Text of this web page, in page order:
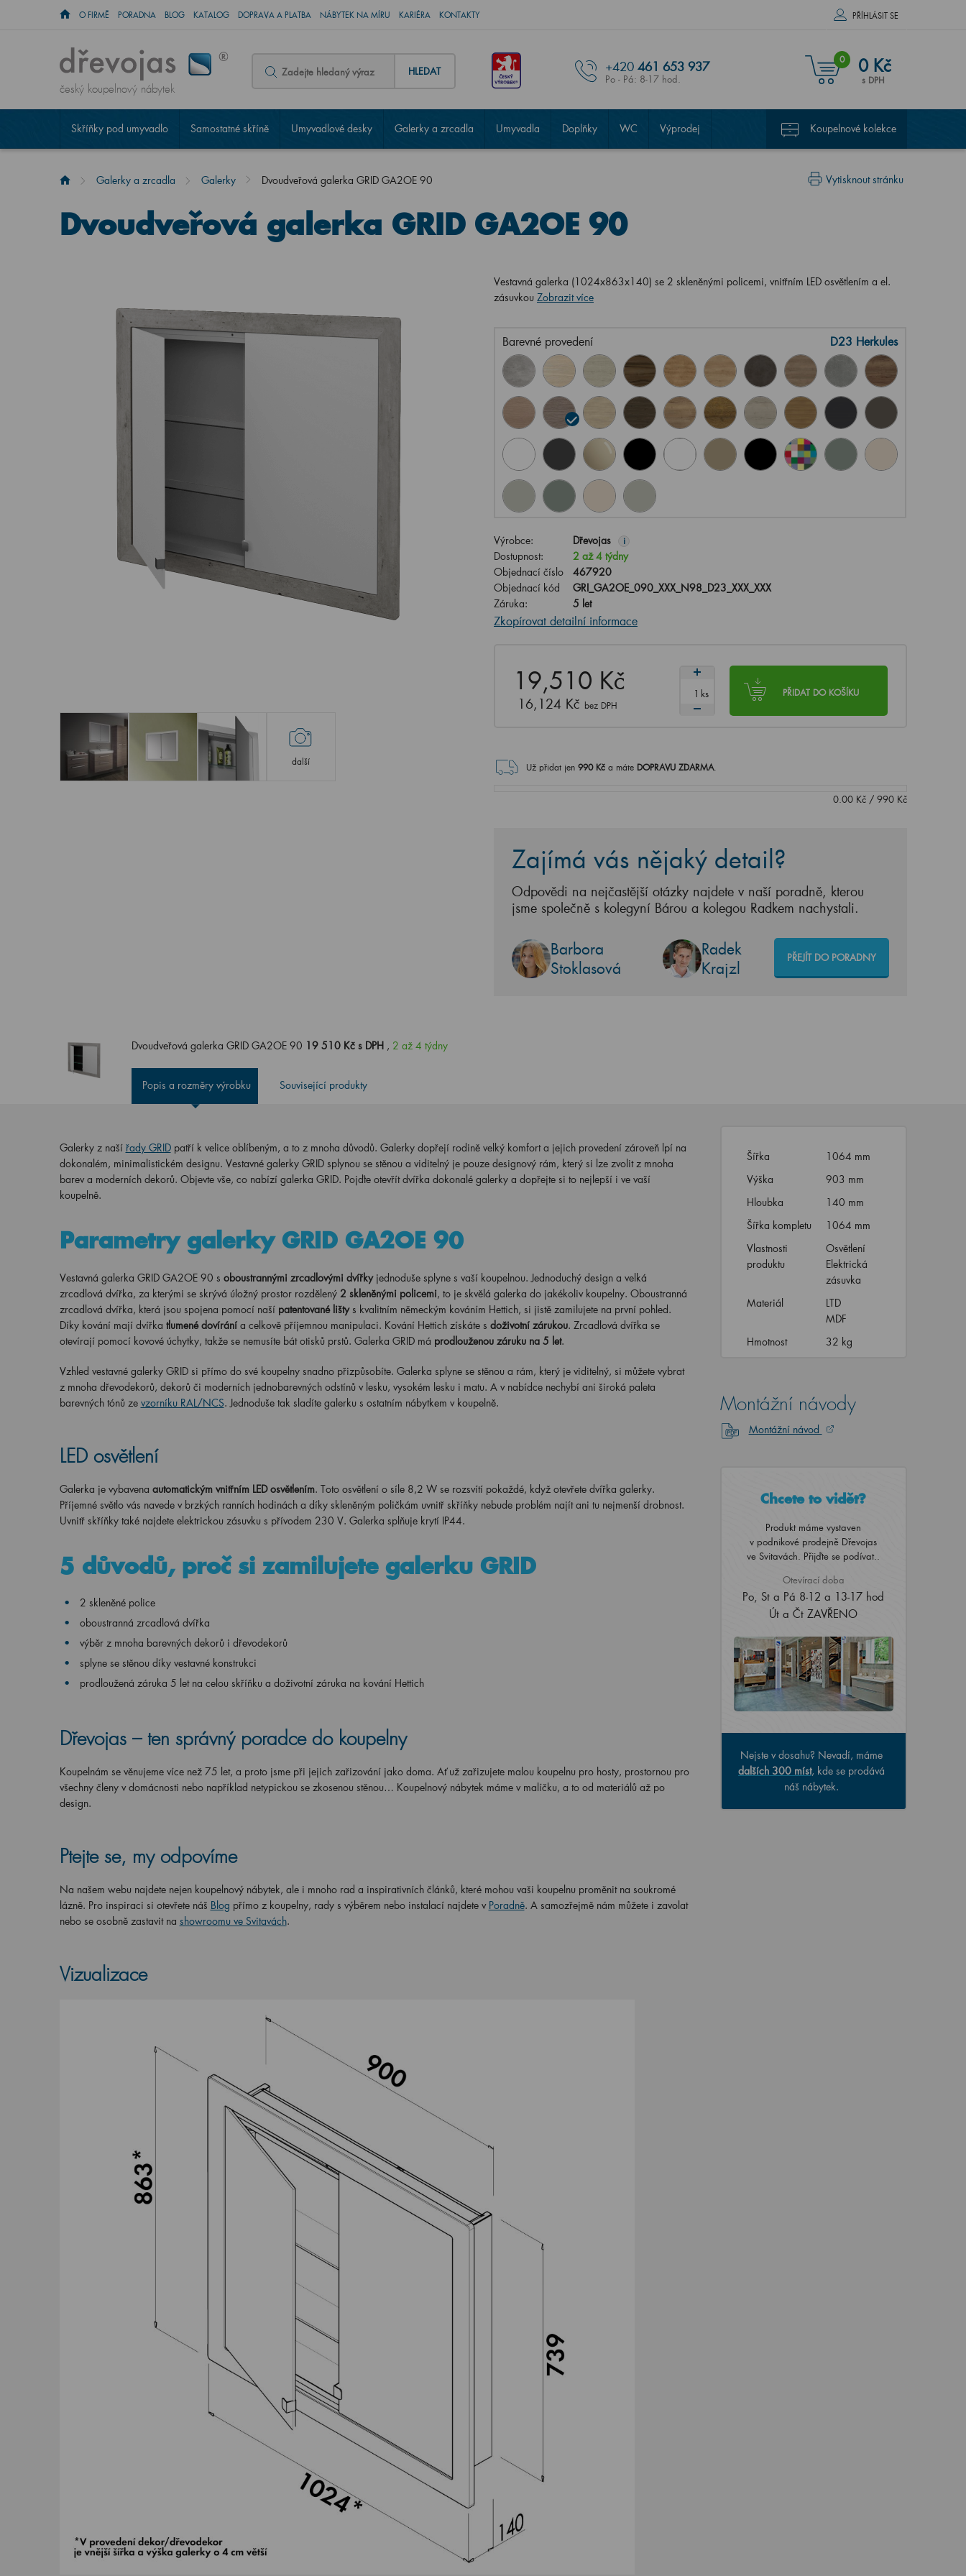
O FIRMĚ PORADNA BLOG KATALOG DOPRAVA A PLATBA NÁBYTEK NA MÍRU KARIÉRA KONTAKTY PŘÍHLÁSIT SE
český koupelnový nábytek
HLEDAT +420 461 653 937
Po - Pá: 8-17 hod.
0 0 Kč
s DPH
Skříňky pod umyvadlo Samostatné skříně Umyvadlové desky Galerky a zrcadla Umyvadla Doplňky WC Výprodej Koupelnové kolekce
Vytisknout stránku
Galerky a zrcadla Galerky Dvoudveřová galerka GRID GA2OE 90
Dvoudveřová galerka GRID GA2OE 90
další
Vestavná galerka (1024x863x140) se 2 skleněnými policemi, vnitřním LED osvětlením a el.
zásuvkou Zobrazit více
Barevné provedení D23 Herkules
Výrobce: Dřevojas i
Dostupnost:
2 až 4 týdny
Objednací číslo
467920
Objednací kód
GRI_GA2OE_090_XXX_N98_D23_XXX_XXX
Záruka:
5 let
Zkopírovat detailní informace
19,510 Kč
16,124 Kč bez DPH
PŘIDAT DO KOŠÍKU
ks
Už přidat jen 990Kč a máte DOPRAVU ZDARMA.
0.00Kč/ 990Kč
Zajímá vás nějaký detail?
Odpovědi na nejčastější otázky najdete v naší poradně, kterou
jsme společně s kolegyní Bárou a kolegou Radkem nachystali.
Barbora
Stoklasová
Radek
Krajzl
PŘEJÍT DO PORADNY
Dvoudveřová galerka GRID GA2OE 90 19 510 Kč s DPH , 2 až 4 týdny
Popis a rozměry výrobku Související produkty
Galerky z naší řady GRID patří k velice oblíbeným, a to z mnoha důvodů. Galerky dopřejí rodině velký komfort a jejich provedení zároveň lpí na
dokonalém, minimalistickém designu. Vestavné galerky GRID splynou se stěnou a viditelný je pouze designový rám, který si lze zvolit z mnoha
barev a moderních dekorů. Objevte vše, co nabízí galerka GRID. Pojďte otevřít dvířka dokonalé galerky a dopřejte si to nejlepší i ve vaší
koupelně.
Parametry galerky GRID GA2OE 90
Vestavná galerka GRID GA2OE 90 s oboustrannými zrcadlovými dvířky jednoduše splyne s vaší koupelnou. Jednoduchý design a velká
zrcadlová dvířka, za kterými se skrývá úložný prostor rozdělený 2 skleněnými policemi, to je skvělá galerka do jakékoliv koupelny. Oboustranná
zrcadlová dvířka, která jsou spojena pomocí naší patentované lišty s kvalitním německým kováním Hettich, si jistě zamilujete na první pohled.
Díky kování mají dvířka tlumené dovírání a celkově příjemnou manipulaci. Kování Hettich získáte s doživotní zárukou. Zrcadlová dvířka se
otevírají pomocí kovové úchytky, takže se nemusíte bát otisků prstů. Galerka GRID má prodlouženou záruku na 5 let.
Vzhled vestavné galerky GRID si přímo do své koupelny snadno přizpůsobíte. Galerka splyne se stěnou a rám, který je viditelný, si můžete vybrat
z mnoha dřevodekorů, dekorů či moderních jednobarevných odstínů v lesku, vysokém lesku i matu. A v nabídce nechybí ani široká paleta
barevných tónů ze vzorníku RAL/NCS. Jednoduše tak sladíte galerku s ostatním nábytkem v koupelně.
LED osvětlení
Galerka je vybavena automatickým vnitřním LED osvětlením. Toto osvětlení o síle 8,2 W se rozsvítí pokaždé, když otevřete dvířka galerky.
Příjemné světlo vás navede v brzkých ranních hodinách a díky skleněným poličkám uvnitř skříňky nebude problém najít ani tu nejmenší drobnost.
Uvnitř skříňky také najdete elektrickou zásuvku s přívodem 230 V. Galerka splňuje krytí IP44.
5 důvodů, proč si zamilujete galerku GRID
2 skleněné police
oboustranná zrcadlová dvířka
výběr z mnoha barevných dekorů i dřevodekorů
splyne se stěnou díky vestavné konstrukci
prodloužená záruka 5 let na celou skříňku a doživotní záruka na kování Hettich
Dřevojas – ten správný poradce do koupelny
Koupelnám se věnujeme více než 75 let, a proto jsme při jejich zařizování jako doma. Ať už zařizujete malou koupelnu pro hosty, prostornou pro
všechny členy v domácnosti nebo například netypickou se zkosenou stěnou… Koupelnový nábytek máme v malíčku, a to od materiálů až po
design.
Ptejte se, my odpovíme
Na našem webu najdete nejen koupelnový nábytek, ale i mnoho rad a inspirativních článků, které mohou vaši koupelnu proměnit na soukromé
lázně. Pro inspiraci si otevřete náš Blog přímo z koupelny, rady s výběrem nebo instalací najdete v Poradně. A samozřejmě nám můžete i zavolat
nebo se osobně zastavit na showroomu ve Svitavách.
Vizualizace
Šířka
1064 mm
Výška
903 mm
Hloubka
140 mm
Šířka kompletu
1064 mm
Vlastnosti
produktu
Osvětlení
Elektrická
zásuvka
Materiál
LTD
MDF
Hmotnost
32 kg
Montážní návody
Montážní návod
Chcete to vidět?
Produkt máme vystaven
v podnikové prodejně Dřevojas
ve Svitavách. Přijďte se podívat..
Otevírací doba
Po, St a Pá 8-12 a 13-17 hod
Út a Čt ZAVŘENO
Nejste v dosahu? Nevadí, máme
dalších 300 míst, kde se prodává
náš nábytek.